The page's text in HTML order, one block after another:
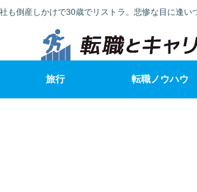
も倒産しかけで30歳でリストラ。悲惨な目に逢
旅行 転職ノウハウ